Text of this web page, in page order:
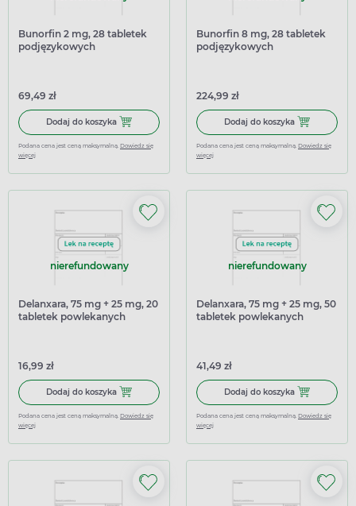
Bunorfin 2 mg, 28 tabletek
podjęzykowych
69,49 zł
Dodaj do koszyka Dodaj do koszyka Bunorfin 2 mg, 28 tabletek
Podana cena jest ceną maksymalną. Dowiedz się
więcej
Bunorfin 8 mg, 28 tabletek
podjęzykowych
224,99 zł
Dodaj do koszyka Dodaj do
Podana cena jest ceną maksymalną. Dowiedz się
więcej
nierefundowany
Delanxara, 75 mg + 25 mg, 20
tabletek powlekanych
16,99 zł
Dodaj do koszyka Dodaj do koszyka Delanxara, 75 mg + 25 mg, 20 tabletek
Podana cena jest ceną maksymalną. Dowiedz się
więcej
nierefundowany
Delanxara, 75 mg + 25 mg, 50
tabletek powlekanych
41,49 zł
Dodaj do koszyka Dodaj do
Podana cena jest ceną maksymalną. Dowiedz się
więcej